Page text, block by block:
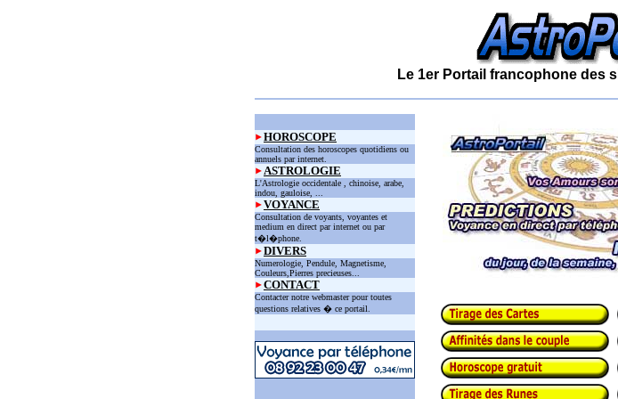
Le 1er Portail francophone
HOROSCOPE
Consultation des horoscopes quotidiens ou
annuels par internet.
ASTROLOGIE
L'Astrologie occidentale , chinoise, arabe,
indou, gauloise, ...
VOYANCE
Consultation de voyants, voyantes et
medium en direct par internet ou par
t�l�phone.
DIVERS
Numerologie, Pendule, Magnetisme,
Couleurs,Pierres precieuses...
CONTACT
Contacter notre webmaster pour toutes
questions relatives � ce portail.